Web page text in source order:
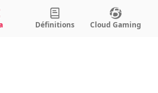
légales
d'utilisation
Définitions Cloud Gaming